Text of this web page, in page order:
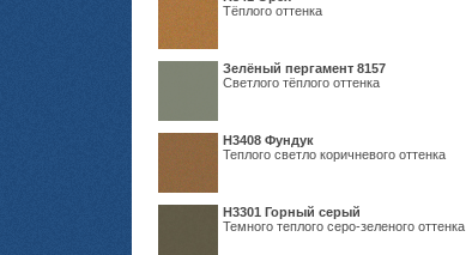
Тёплого оттенка
Зелёный пергамент 8157
Светлого тёплого оттенка
Н3408 Фундук
Теплого светло коричневого оттенка
Н3301 Горный серый
Темного теплого серо-зеленого оттенка